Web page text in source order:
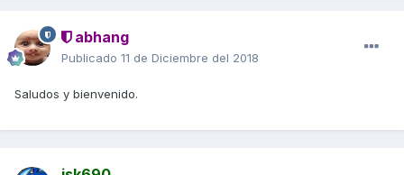
abhang
Publicado 11 de Diciembre del 2018
Saludos y bienvenido.